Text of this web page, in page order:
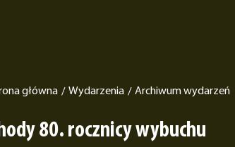
główna / Wydarzenia / Archiwum wydarzeń
80. rocznicy wybuchu